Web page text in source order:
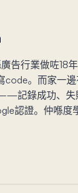
告行業做咗18
code。而家一
記錄成功、失
認證。仲喺度